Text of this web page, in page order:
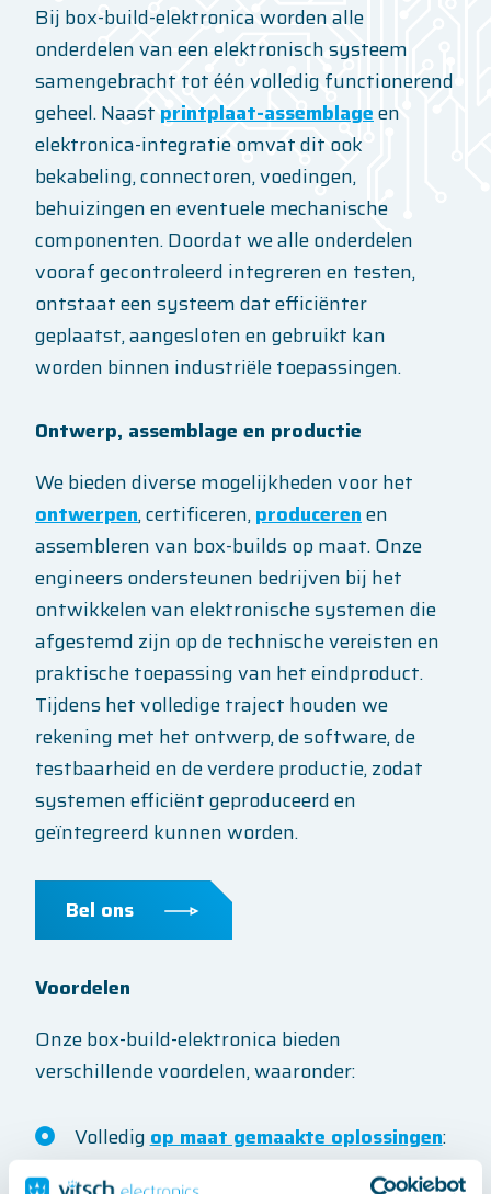
Bij box-build-elektronica worden alle
onderdelen van een elektronisch systeem
samengebracht tot één volledig functionerend
geheel. Naast printplaat-assemblageen
elektronica-integratie omvat dit ook
bekabeling, connectoren, voedingen,
behuizingen en eventuele mechanische
componenten. Doordat we alle onderdelen
vooraf gecontroleerd integreren en testen,
ontstaat een systeem dat efficiënter
geplaatst, aangesloten en gebruikt kan
worden binnen industriële toepassingen.
Ontwerp, assemblage en productie
We bieden diverse mogelijkheden voor het
ontwerpen, certificeren,producerenen
assembleren van box-builds op maat. Onze
engineers ondersteunen bedrijven bij het
ontwikkelen van elektronische systemen die
afgestemd zijn op de technische vereisten en
praktische toepassing van het eindproduct.
Tijdens het volledige traject houden we
rekening met het ontwerp, de software, de
testbaarheid en de verdere productie, zodat
systemen efficiënt geproduceerd en
geïntegreerd kunnen worden.
Bel ons
Voordelen
Onze box-build-elektronica bieden
verschillende voordelen, waaronder:
Volledig op maat gemaakte oplossingen:
we stemmen ons werk af op uw specifieke